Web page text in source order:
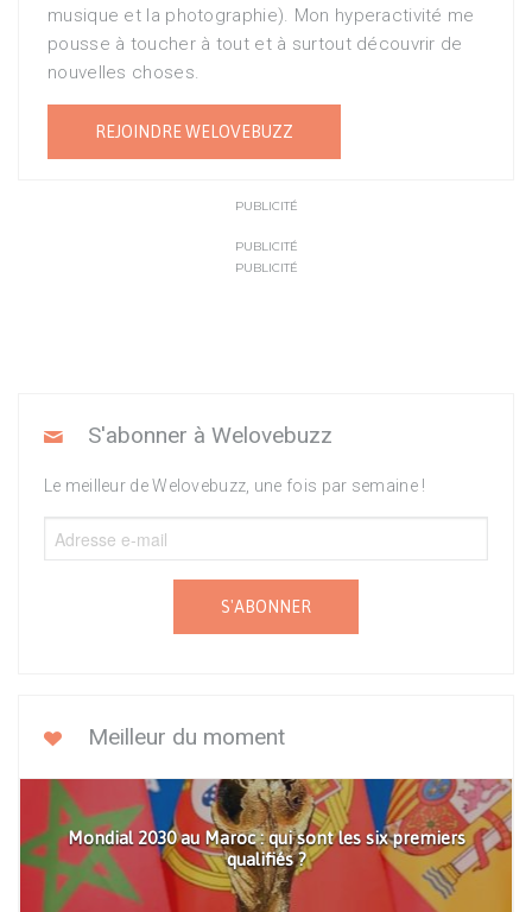
musique et la photographie). Mon hyperactivité me
pousse à toucher à tout et à surtout découvrir de
nouvelles choses.
REJOINDRE WELOVEBUZZ
PUBLICITÉ
PUBLICITÉ
PUBLICITÉ
S'abonner à Welovebuzz
Le meilleur de Welovebuzz, une fois par semaine !
S'ABONNER
Meilleur du moment
Mondial 2030 au Maroc : qui sont les six premiers
qualifiés ?